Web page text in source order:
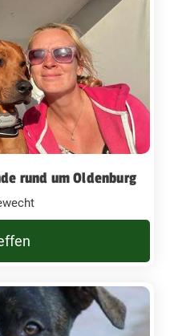
rund um Oldenburg